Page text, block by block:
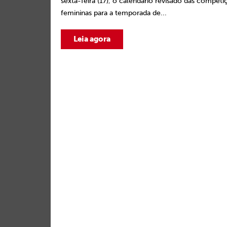
femininas para a temporada de...
Leia agora